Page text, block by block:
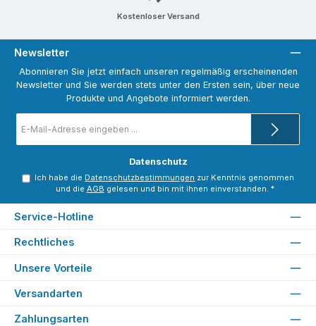
Kostenloser Versand
Newsletter
Abonnieren Sie jetzt einfach unseren regelmäßig erscheinenden
Newsletter und Sie werden stets unter den Ersten sein, über neue
Produkte und Angebote informiert werden.
Mail-
Adresse
Datenschutz
Ich habe die Datenschutzbestimmungen zur Kenntnis genommen
und die AGB gelesen und bin mit ihnen einverstanden. *
Service-Hotline
Rechtliches
Unsere Vorteile
Versandarten
Zahlungsarten